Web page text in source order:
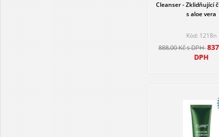
Cleanser - Zklidňující
s aloe vera
Kód: 1218n
888,00 Kč s DPH
DPH